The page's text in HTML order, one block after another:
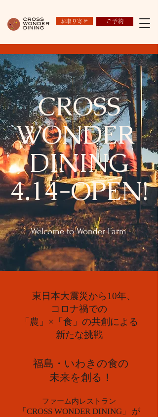
ご予約
お取り寄せ
CROSS
WONDER
DINING
​4.14-OPEN!
Welcome to Wonder Farm
東日本大震災から10年、
コロナ禍での
「農」×「食」の共創による
新たな挑戦
福島・いわきの食の
未来を創る！
「CROSS WONDER DINING」
ファーム内レストラン
が